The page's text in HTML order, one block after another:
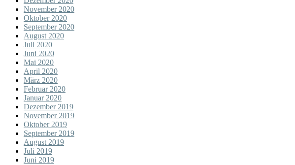
November 2020
Oktober 2020
September 2020
August 2020
Juli 2020
Juni 2020
Mai 2020
April 2020
März 2020
Februar 2020
Januar 2020
Dezember 2019
November 2019
Oktober 2019
September 2019
August 2019
Juli 2019
Juni 2019